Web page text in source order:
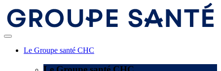
Le Groupe santé CHC